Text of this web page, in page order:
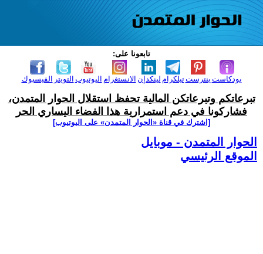
تابعونا على:
الفيسبوك التويتر اليوتيوب الانستغرام لينكدإن تيلكرامبنترست بودكاست
تبرعاتكم وتبرعاتكن المالية تحفظ استقلال الحوار المتمدن،
فشاركونا في دعم استمرارية هذا الفضاء اليساري الحر
[اشترك في قناة ‫«الحوار المتمدن» على اليوتيوب]
الحوار المتمدن - موبايل
الموقع الرئيسي